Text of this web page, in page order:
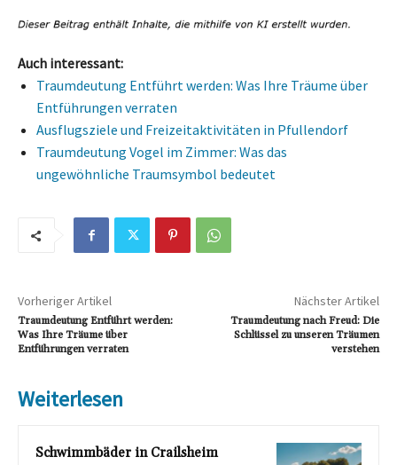
Auch interessant:
Traumdeutung Entführt werden: Was Ihre Träume über
Entführungen verraten
Ausflugsziele und Freizeitaktivitäten in Pfullendorf
Traumdeutung Vogel im Zimmer: Was das
ungewöhnliche Traumsymbol bedeutet
Vorheriger Artikel
Traumdeutung Entführt werden:
Was Ihre Träume über
Entführungen verraten
Nächster Artikel
Traumdeutung nach Freud: Die
Schlüssel zu unseren Träumen
verstehen
Weiterlesen
Schwimmbäder in Crailsheim